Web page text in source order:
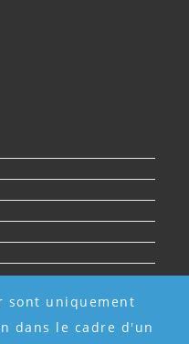
sont uniquement
dans le cadre d'un
908 216 955 00017 -